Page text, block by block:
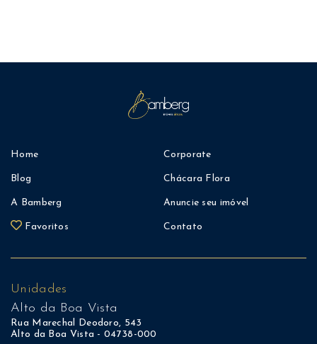
Home
Blog
A Bamberg
Favoritos
Corporate
Chácara Flora
Anuncie seu imóvel
Contato
Unidades
Alto da Boa Vista
Rua Marechal Deodoro, 543
Alto da Boa Vista - 04738-000